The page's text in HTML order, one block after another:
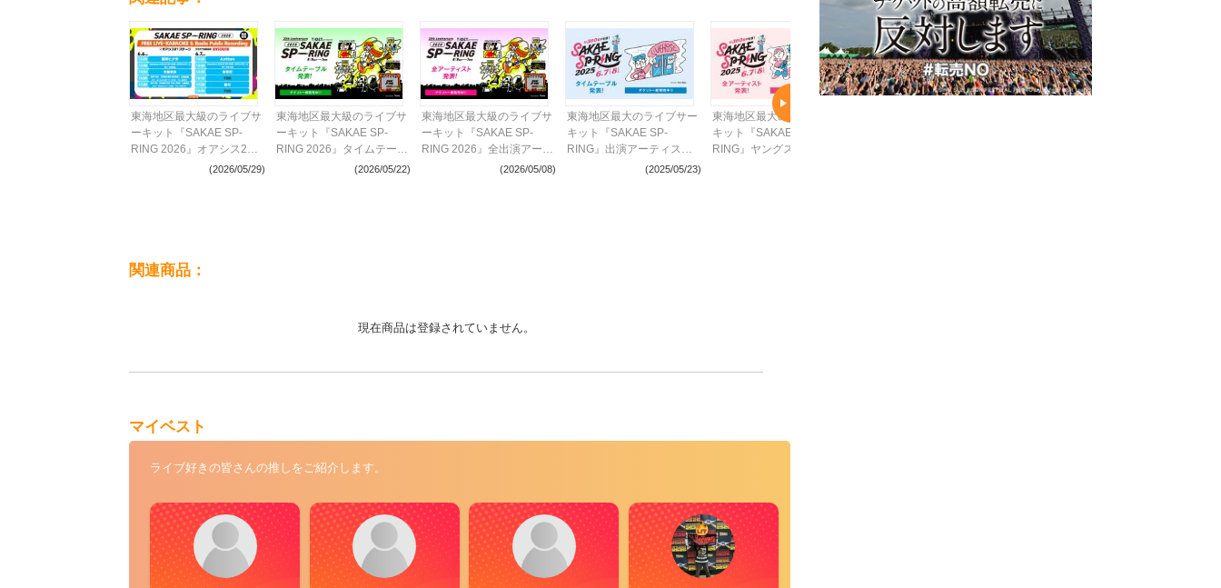
東海地区最大級のライブサ
ーキット『SAKAE SP-
RING 2026』オアシス21
フリーステージのタイムテ
(2026/05/29)
東海地区最大級のライブサ
ーキット『SAKAE SP-
RING 2026』タイムテーブ
(2026/05/22)
東海地区最大級のライブサ
ーキット『SAKAE SP-
RING 2026』全出演アーテ
ィスト314組が決定(2026/05/08)
東海地区最大のライブサー
キット『SAKAE SP-
RING』出演アーティスト
全312組のタイムテーブル
(2025/05/23)
東海地区最大のライブサー
キット『SAKAE SP-
RING』ヤングスキニー、
関連商品：
現在商品は登録されていません。
マイベスト
ライブ好きの皆さんの推しをご紹介します。